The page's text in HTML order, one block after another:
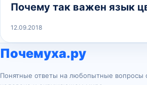
Почему так важен язык
12.09.2018
Почемуха.ру
Понятные ответы на любопытные вопросы